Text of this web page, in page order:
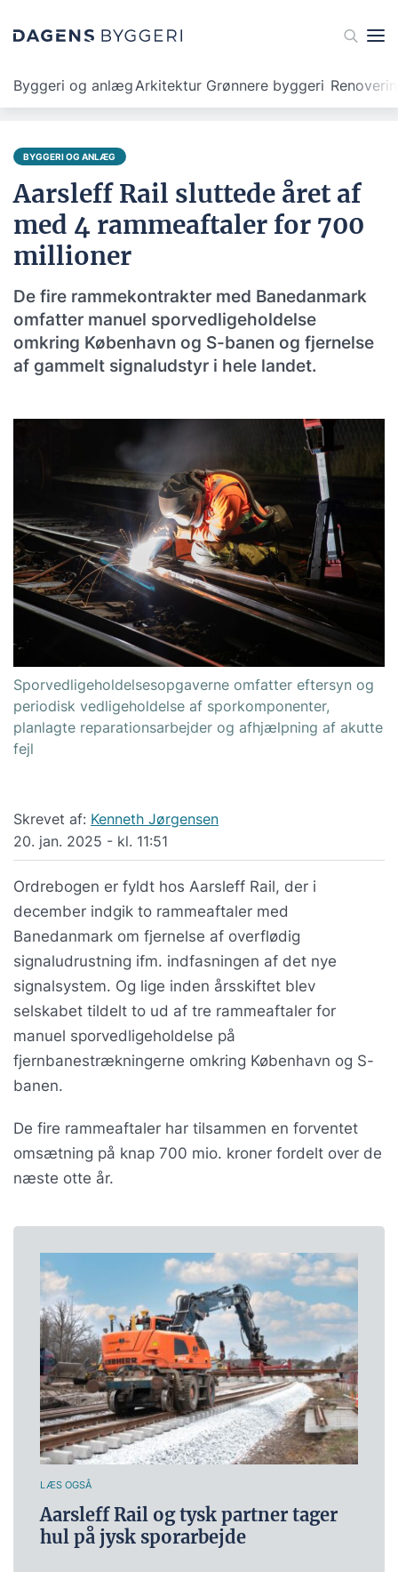
Byggeri og anlægArkitektur Grønnere byggeri
BYGGERI OG ANLÆG
Aarsleff Rail sluttede året af
med 4 rammeaftaler for 700
millioner
De fire rammekontrakter med Banedanmark
omfatter manuel sporvedligeholdelse
omkring København og S-banen og fjernelse
af gammelt signaludstyr i hele landet.
Sporvedligeholdelsesopgaverne omfatter eftersyn og
periodisk vedligeholdelse af sporkomponenter,
planlagte reparationsarbejder og afhjælpning af akutte
fejl
Skrevet af: Kenneth Jørgensen
20. jan. 2025 - kl. 11:51
Ordrebogen er fyldt hos Aarsleff Rail, der i
december indgik to rammeaftaler med
Banedanmark om fjernelse af overflødig
signaludrustning ifm. indfasningen af det nye
signalsystem. Og lige inden årsskiftet blev
selskabet tildelt to ud af tre rammeaftaler for
manuel sporvedligeholdelse på
fjernbanestrækningerne omkring København og S-
banen.
De fire rammeaftaler har tilsammen en forventet
omsætning på knap 700 mio. kroner fordelt over de
næste otte år.
LÆS OGSÅ
Aarsleff Rail og tysk partner tager
hul på jysk sporarbejde